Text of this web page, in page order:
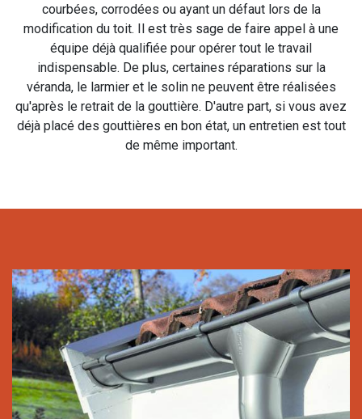
courbées, corrodées ou ayant un défaut lors de la
modification du toit. Il est très sage de faire appel à une
équipe déjà qualifiée pour opérer tout le travail
indispensable. De plus, certaines réparations sur la
véranda, le larmier et le solin ne peuvent être réalisées
qu'après le retrait de la gouttière. D'autre part, si vous avez
déjà placé des gouttières en bon état, un entretien est tout
de même important.